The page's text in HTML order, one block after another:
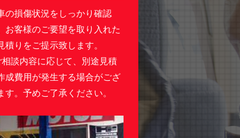
の損傷状況をしっかり確認
お客様のご要望を取り入れた
積りをご提示致します。
談内容に応じて、別途見積
成費用が発生する場合がござ
す。予めご了承ください。